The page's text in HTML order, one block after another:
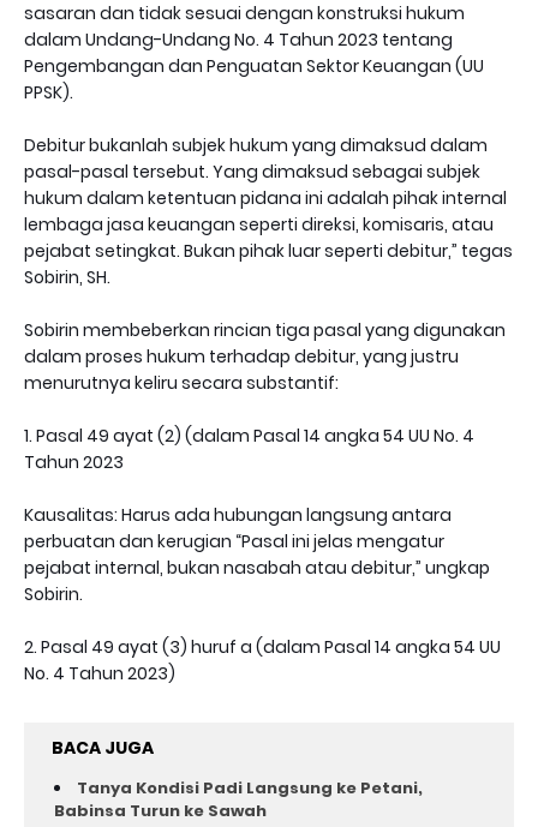
sasaran dan tidak sesuai dengan konstruksi hukum
dalam Undang-Undang No. 4 Tahun 2023 tentang
Pengembangan dan Penguatan Sektor Keuangan (UU
PPSK).
Debitur bukanlah subjek hukum yang dimaksud dalam
pasal-pasal tersebut. Yang dimaksud sebagai subjek
hukum dalam ketentuan pidana ini adalah pihak internal
lembaga jasa keuangan seperti direksi, komisaris, atau
pejabat setingkat. Bukan pihak luar seperti debitur,” tegas
Sobirin, SH.
Sobirin membeberkan rincian tiga pasal yang digunakan
dalam proses hukum terhadap debitur, yang justru
menurutnya keliru secara substantif:
1. Pasal 49 ayat (2) (dalam Pasal 14 angka 54 UU No. 4
Tahun 2023
Kausalitas: Harus ada hubungan langsung antara
perbuatan dan kerugian “Pasal ini jelas mengatur
pejabat internal, bukan nasabah atau debitur,” ungkap
Sobirin.
2. Pasal 49 ayat (3) huruf a (dalam Pasal 14 angka 54 UU
No. 4 Tahun 2023)
BACA JUGA
Tanya Kondisi Padi Langsung ke Petani,
Babinsa Turun ke Sawah